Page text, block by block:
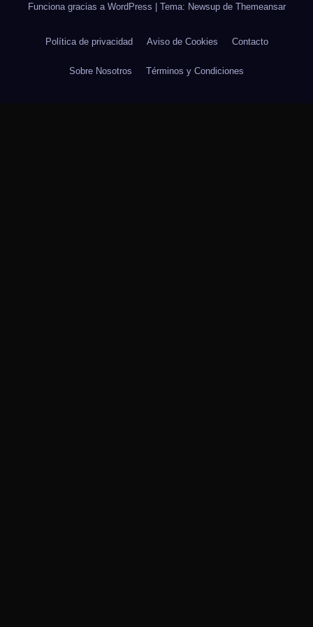
Funciona gracias a WordPress | Tema: Newsup de Themeansar
Política de privacidad Aviso de Cookies Contacto
Sobre Nosotros Términos y Condiciones